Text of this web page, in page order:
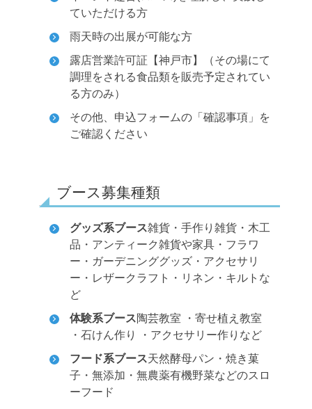
ていただける方
雨天時の出展が可能な方
露店営業許可証【神戸市】（その場にて
調理をされる食品類を販売予定されてい
る方のみ）
その他、申込フォームの「確認事項」を
ご確認ください
ブース募集種類
グッズ系ブース雑貨・手作り雑貨・木工
品・アンティーク雑貨や家具・フラワ
ー・ガーデニンググッズ・アクセサリ
ー・レザークラフト・リネン・キルトな
ど
体験系ブース陶芸教室 ・寄せ植え教室
・石けん作り ・アクセサリー作りなど
フード系ブース天然酵母パン・焼き菓
子・無添加・無農薬有機野菜などのスロ
ーフード